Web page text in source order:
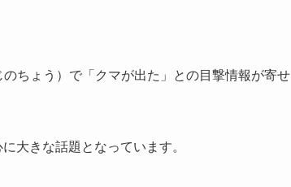
ちょう）で「クマが出た」との目撃情報が寄せ
大きな話題となっています。